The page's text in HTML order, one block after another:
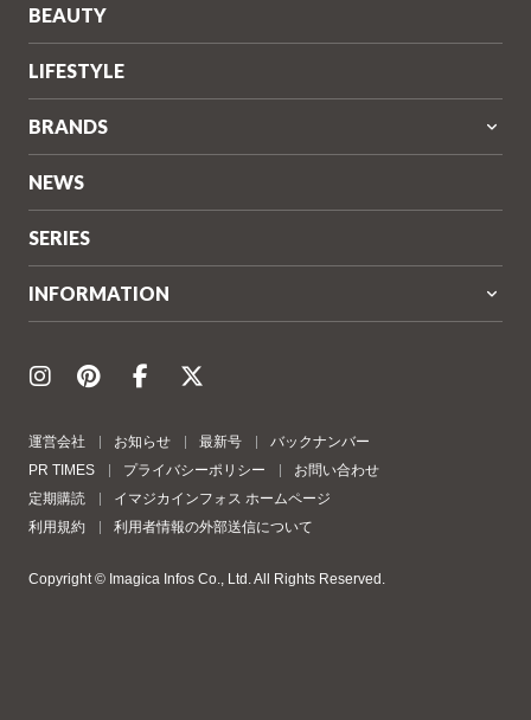
BEAUTY
LIFESTYLE
BRANDS
NEWS
SERIES
INFORMATION
運営会社 お知らせ 最新号
バックナンバー
PR TIMES
プライバシーポリシー
お問い合わせ
定期購読
イマジカインフォス ホームページ
利用規約
利用者情報の外部送信について
Copyright © Imagica Infos Co., Ltd. All Rights Reserved.